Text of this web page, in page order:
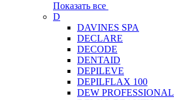
Показать все
D
DAVINES SPA
DECLARE
DECODE
DENTAID
DEPILEVE
DEPILFLAX 100
DEW PROFESSIONAL